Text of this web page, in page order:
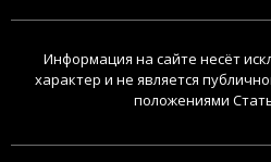
Информация на сайте несёт
характер и не является
положениями